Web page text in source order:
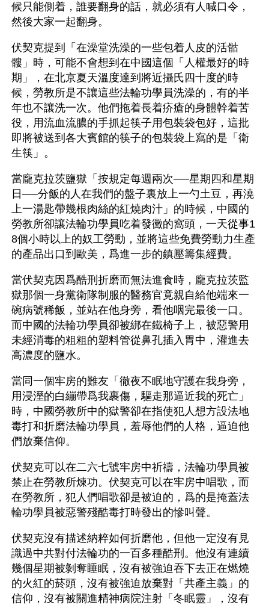
候只能側着，誰要翻身的話，就必須有人喊口令，
然後大家一起翻身。
伏契克提到「在澡堂洗澡的一些包着人皮的活骷
髏」時，可能不會想到在中國這個「人權最好的時
期」，在北京夏天溫度達到將近攝氏四十度的時
候，勞教所是不讓這些法輪功學員洗澡的，有的半
年也不讓洗一次。他們拖着長着疥瘡的身體幹着苦
役，用流血流膿的手抓起筷子用包裝袋包好，這批
即將被送到各大賓館的筷子的包裝袋上寫的是「衛
生筷」。
當龐克拉茨鹽獄「按規定每週兩次──星期四和星期
日──分飯的人在我們的盤子裏放上一勺土豆，再澆
上一湯匙帶幾根肉絲的紅燒肉汁」的時候，中國的
勞教所卻讓法輪功學員吃着發黴的窩頭，一天從事1
8個小時以上的奴工勞動，並將這些免費勞動力生產
的產品出口到歐美，爲進一步的鎮壓籌集經費。
當伏契克因爲酷刑折磨而無法進食時，龐克拉茨監
獄那個一身黨衛隊制服的醫務官竟親自給他端來一
碗病號稀飯，並站在他身旁，看他咽完最後一口。
而中國的法輪功學員卻被綁在鐵椅子上，被惡警用
未經消毒的粗粗的塑料管從鼻孔插入胃中，灌進去
高濃度的鹽水。
當同一個牢房的難友「徹夜不眠地守護在我身旁，
用浸溼的白繃帶爲我裹傷，驅走那逼近我的死亡」
時，中國勞教所中的獄警卻在指使犯人想方設法地
毒打和折磨法輪功學員，羞辱他們的人格，逼迫他
們放棄信仰。
伏契克可以在二六七號牢房中祈禱，法輪功學員被
禁止在勞教所煉功。伏契克可以在牢房中唱歌，而
在勞教所，犯人們唱歌卻是被迫的，爲的是掩蓋法
輪功學員被惡警殘酷毒打時發出的慘叫聲。
伏契克沒有描述納粹如何折磨他，但他一定沒有見
識過中共對付法輪功的一百多種酷刑。他沒有連續
幾個星期被剝奪睡眠，沒有被強迫吞下去正在燃燒
的火紅的菸頭，沒有被強迫放棄對「共產主義」的
信仰，沒有被關進精神病院注射「冬眠靈」，沒有